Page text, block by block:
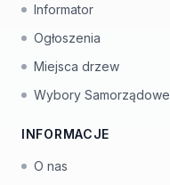
Informator
Ogłoszenia
Miejsca drzew
Wybory Samorządowe
INFORMACJE
O nas